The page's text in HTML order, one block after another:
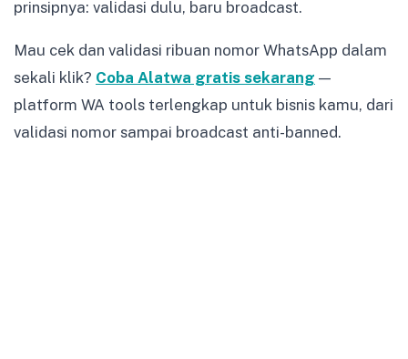
prinsipnya: validasi dulu, baru broadcast.
Mau cek dan validasi ribuan nomor WhatsApp dalam
sekali klik? Coba Alatwa gratis sekarang —
platform WA tools terlengkap untuk bisnis kamu, dari
validasi nomor sampai broadcast anti-banned.